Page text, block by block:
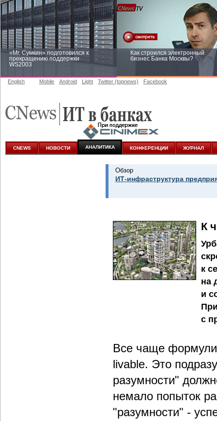
«Mr. Сумкин» подготовился к
прекращению поддержки
WS2003
Как строился электронный
бизнес Банка Москвы?
Заоблачная оптимизация: как
аналитике
Рейтинг CNewsInfrastructure
приглашаем участвовать
English Mobile Android Light Twitter (topnews) Facebook
CNEWS НОВОСТИ АНАЛИТИКА КОНФЕРЕНЦИИ ЖУРНАЛ
Обзор
ИТ-инфраструктура
К
к
на
и
с
Все чаще
livable. Это
разумности"
немало попыток
"разумности" -